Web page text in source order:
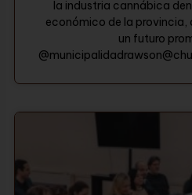
la industria cannábica
económico de la provincia,
un futuro